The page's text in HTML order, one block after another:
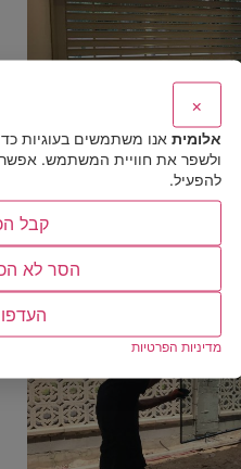
×
אלומית אנו משתמשים בעוגיות
ולשפר את חוויית המשתמש. אפשר
להפעיל.
קבל
הסר לא
מדיניות הפרטיות